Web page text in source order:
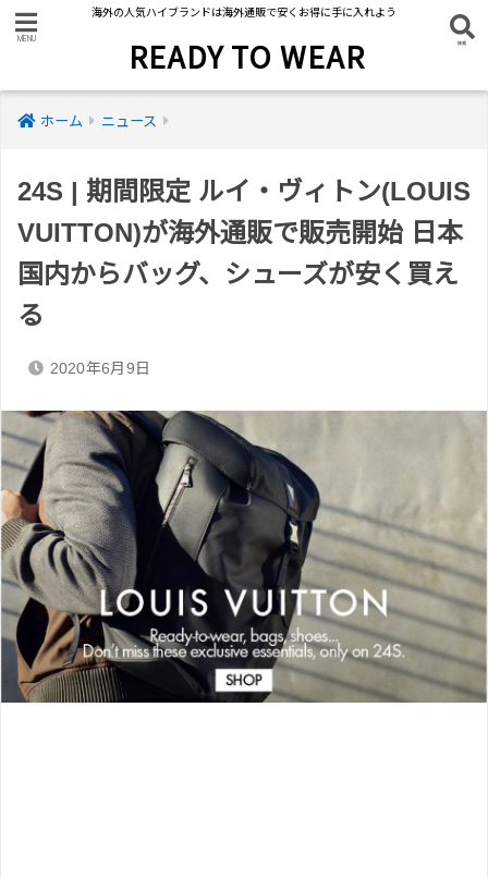
海外の人気ハイブランドは海外通販で安くお得に手に入れよう
READY TO WEAR
ホーム ニュース
24S | 期間限定 ルイ・ヴィトン(LOUIS
VUITTON)が海外通販で販売開始 日本
国内からバッグ、シューズが安く買え
る
2020年6月9日